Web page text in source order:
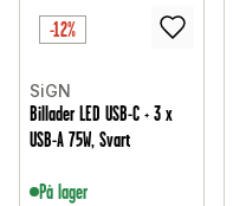
-12%
SiGN
Billader LED USB-C + 3 x
USB-A 75W, Svart
På lager